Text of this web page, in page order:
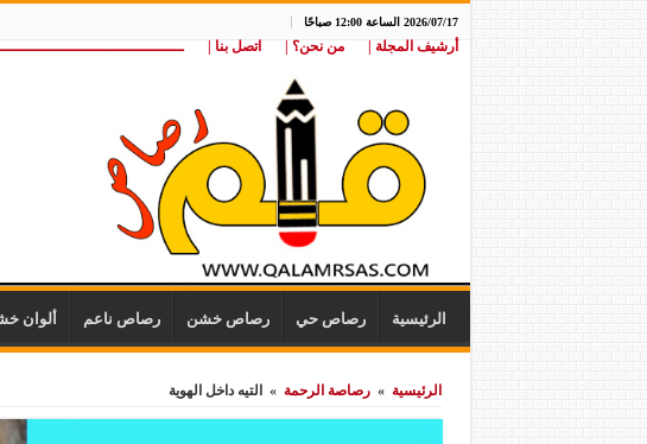
2026/07/17 الساعة 12:00 صباحًا
أرشيف المجلة | من نحن؟ | اتصل بنا |
الرئيسية رصاص حي رصاص خشن رصاص ناعم ألوان
الرئيسية » رصاصة الرحمة » التيه داخل الهوية